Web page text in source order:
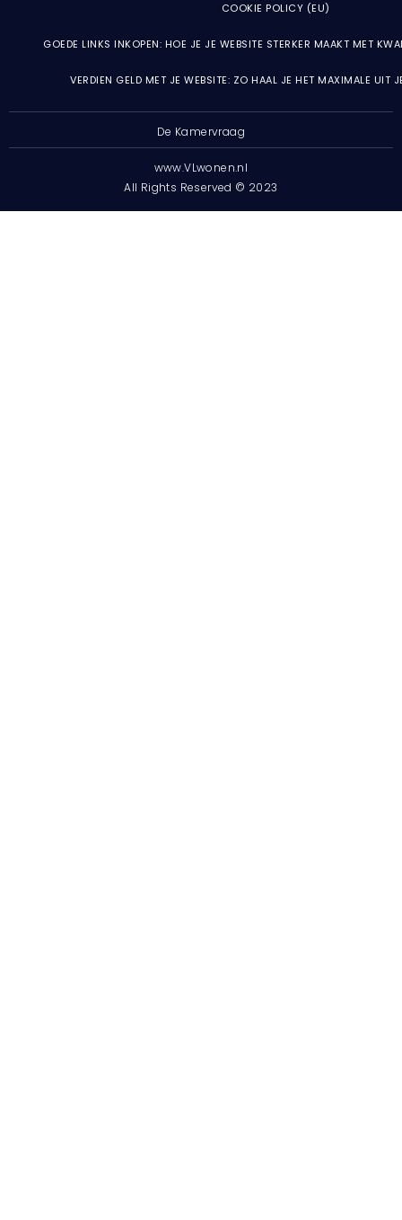
COOKIE POLICY (EU)
GOEDE LINKS INKOPEN: HOE JE JE WEBSITE STERKER MAAKT MET
VERDIEN GELD MET JE WEBSITE: ZO HAAL JE HET MAXIMALE UIT
De Kamervraag
www.VLwonen.nl
All Rights Reserved © 2023